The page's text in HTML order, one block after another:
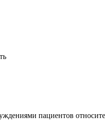
пациентов